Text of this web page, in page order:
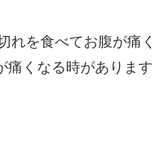
れを食べてお腹が痛
くなる時がありま